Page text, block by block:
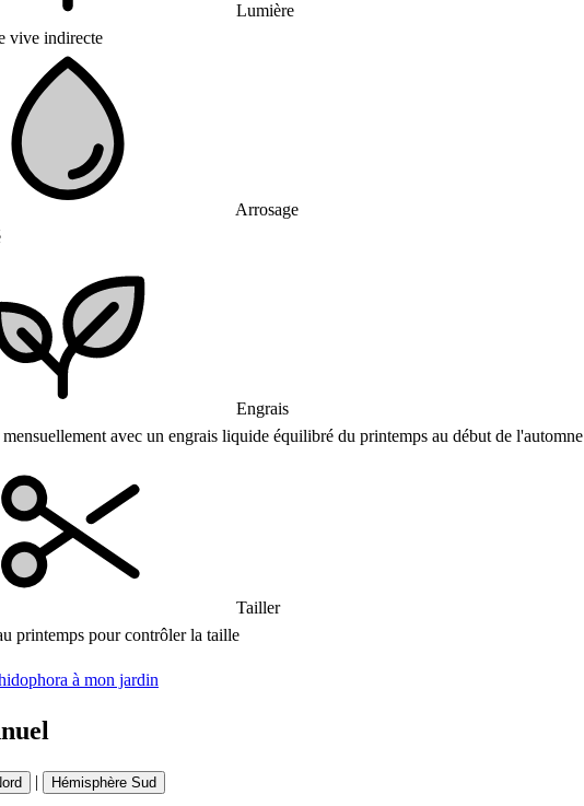
Lumière
vive indirecte
Arrosage
Engrais
avec un engrais liquide équilibré du printemps au début de l'automne
Tailler
printemps pour contrôler la taille
à mon jardin
| Hémisphère Sud